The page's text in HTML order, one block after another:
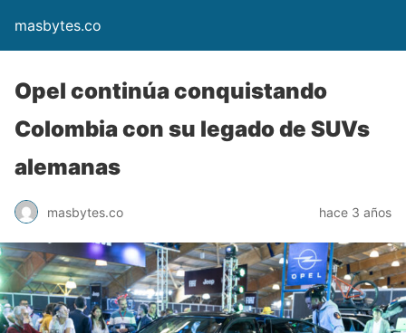
masbytes.co
Opel continúa conquistando
Colombia con su legado de SUVs
alemanas
masbytes.co hace 3 años